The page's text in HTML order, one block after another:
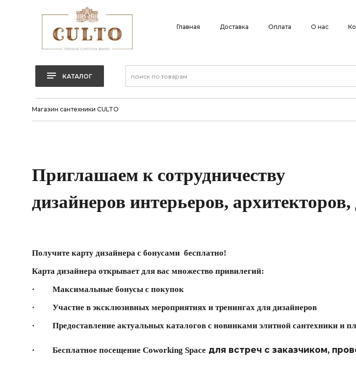
Главная Доставка Оплата О нас
КАТАЛОГ
Магазин сантехники CULTO
Приглашаем к сотрудничеству
дизайнеров интерьеров,
Получите карту дизайнера с бонусами бесплатно!
Карта дизайнера открывает для вас множество привилегий:
· Максимальные бонусы с покупок
· Участие в эксклюзивных мероприятиях и тренингах для дизайнеров
· Предоставление актуальных каталогов с новинками элитной сантехники и
· Бесплатное посещение Coworking Space для встреч с заказчиком,